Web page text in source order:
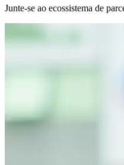
Junte-se ao ecossistema de